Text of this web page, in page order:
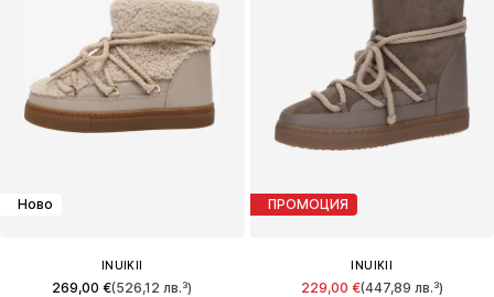
Ново
INUIKII
269,00 €(526,12 лв.³)
ПРОМОЦИЯ
INUIKII
229,00 €(447,89 лв.³)